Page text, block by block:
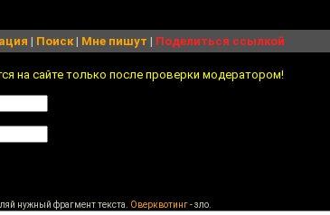
| Поиск| Мне пишут | Поделиться ссылкой
на сайте только после проверки модератором!
нужный фрагмент текста. Оверквотинг- зло.